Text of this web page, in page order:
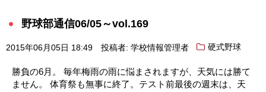
野球部通信06/05～vol.169
2015年06月05日 18:49 投稿者: 学校情報管理者 硬式野球
勝負の6月。 毎年梅雨の雨に悩まされますが、天気には勝て
ません。 体育祭も無事に終了。テスト前最後の週末は、天